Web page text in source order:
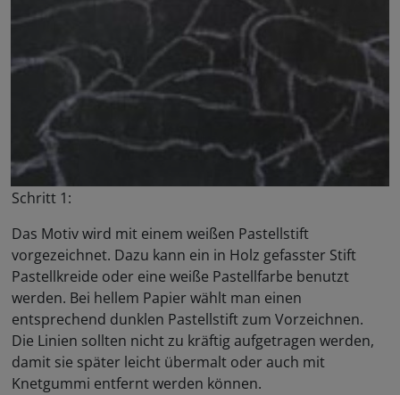
Schritt 1:
Das Motiv wird mit einem weißen Pastellstift
vorgezeichnet. Dazu kann ein in Holz gefasster Stift
Pastellkreide oder eine weiße Pastellfarbe benutzt
werden. Bei hellem Papier wählt man einen
entsprechend dunklen Pastellstift zum Vorzeichnen.
Die Linien sollten nicht zu kräftig aufgetragen werden,
damit sie später leicht übermalt oder auch mit
Knetgummi entfernt werden können.